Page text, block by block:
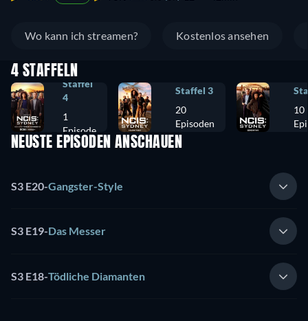
Wo kann ich streamen? Kostenlos ansehen
4 STAFFELN
Staffel
4
1
Episode
Staffel 3
20
Episoden
10
NEUSTE EPISODEN ANSCHAUEN
S3 E20-Gangster-Style
S3 E19-Das Messer
S3 E18-Tödliche Diamanten